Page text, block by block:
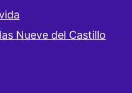
Nueve del Castillo